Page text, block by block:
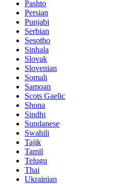
Pashto
Persian
Punjabi
Serbian
Sesotho
Sinhala
Slovak
Slovenian
Somali
Samoan
Scots Gaelic
Shona
Sindhi
Sundanese
Swahili
Tajik
Tamil
Telugu
Thai
Ukrainian